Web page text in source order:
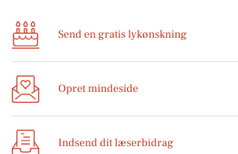
Send en gratis lykønskning
Opret mindeside
Indsend dit læserbidrag